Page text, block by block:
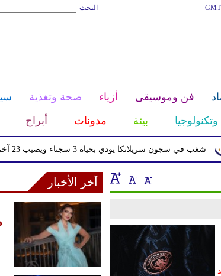
البحث
فن وموسيقى أزياء صحة وتغذية
بيئة مدونات أبراج
شغب في سجون سريلانكا يودي بحياة 3 سجناء ويصيب 23 آخرين
آخر الأخبار